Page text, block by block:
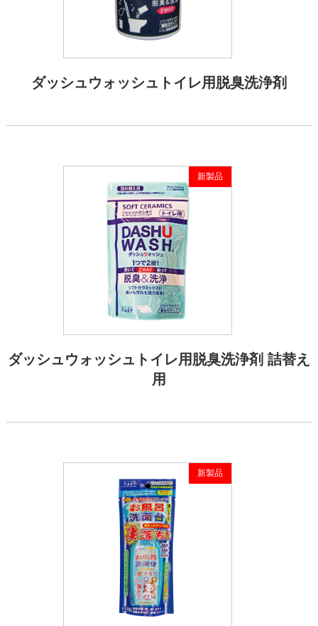
ダッシュウォッシュトイレ用脱臭洗浄剤
新製品
ダッシュウォッシュトイレ用脱臭洗浄剤 詰替え
用
新製品